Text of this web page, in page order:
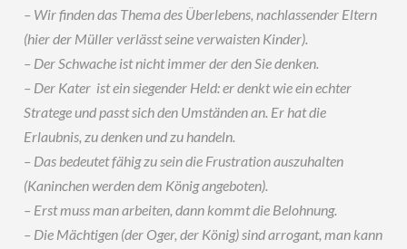
– Wir finden das Thema des Überlebens, nachlassender Eltern
(hier der Müller verlässt seine verwaisten Kinder).
– Der Schwache ist nicht immer der den Sie denken.
– Der Kater ist ein siegender Held: er denkt wie ein echter
Stratege und passt sich den Umständen an. Er hat die
Erlaubnis, zu denken und zu handeln.
– Das bedeutet fähig zu sein die Frustration auszuhalten
(Kaninchen werden dem König angeboten).
– Erst muss man arbeiten, dann kommt die Belohnung.
– Die Mächtigen (der Oger, der König) sind arrogant, man kann